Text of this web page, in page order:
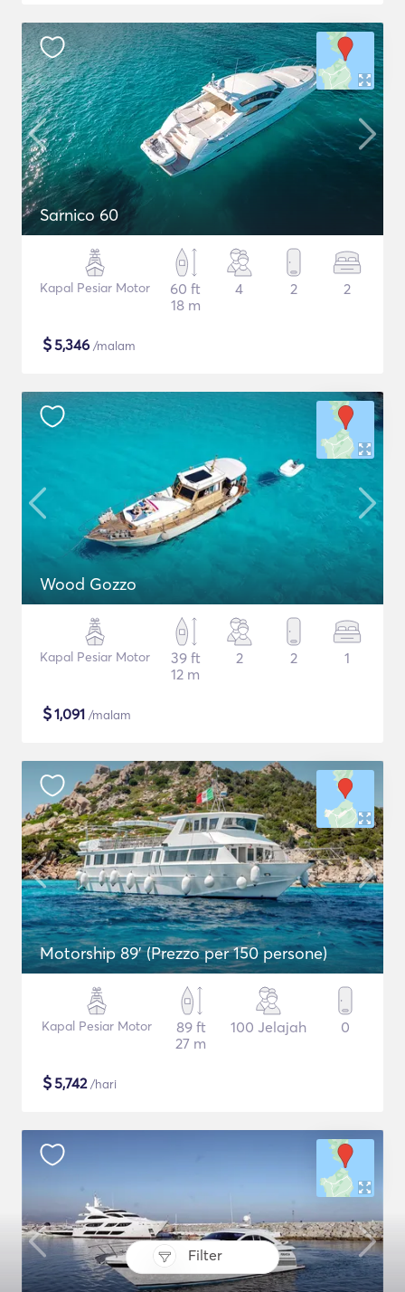
Filter
Sarnico 60
Kapal Pesiar Motor
60 ft
18 m
4 2 2
$5,346 /malam
Wood Gozzo
Kapal Pesiar Motor
39 ft
12 m
2 2 1
$1,091 /malam
Motorship 89' (Prezzo per 150 persone)
Kapal Pesiar Motor
89 ft
27 m
100 Jelajah 0
$5,742/hari